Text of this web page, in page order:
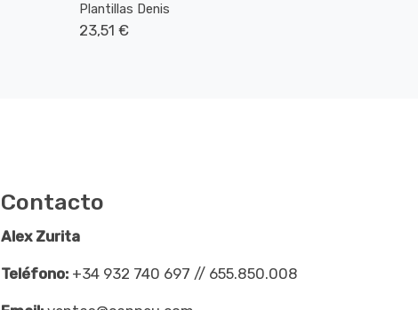
Plantillas Denis
23,51 €
Contacto
Alex Zurita
Teléfono: +34 932 740 697 // 655.850.008